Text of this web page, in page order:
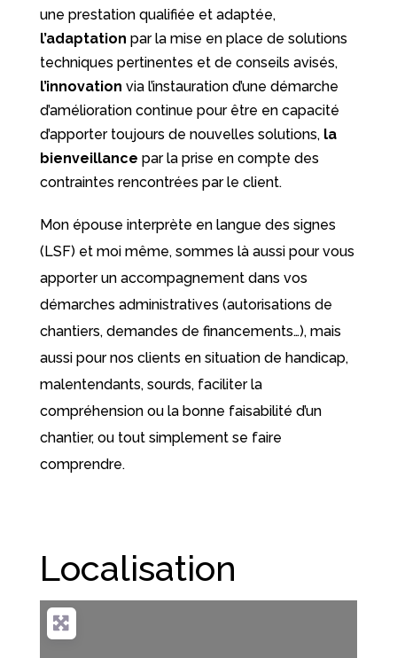
une prestation qualifiée et adaptée,
l’adaptation par la mise en place de solutions
techniques pertinentes et de conseils avisés,
l’innovation via l’instauration d’une démarche
d’amélioration continue pour être en capacité
d’apporter toujours de nouvelles solutions, la
bienveillance par la prise en compte des
contraintes rencontrées par le client.
Mon épouse interprète en langue des signes
(LSF) et moi même, sommes là aussi pour vous
apporter un accompagnement dans vos
démarches administratives (autorisations de
chantiers, demandes de financements…), mais
aussi pour nos clients en situation de handicap,
malentendants, sourds, faciliter la
compréhension ou la bonne faisabilité d’un
chantier, ou tout simplement se faire
comprendre.
Localisation